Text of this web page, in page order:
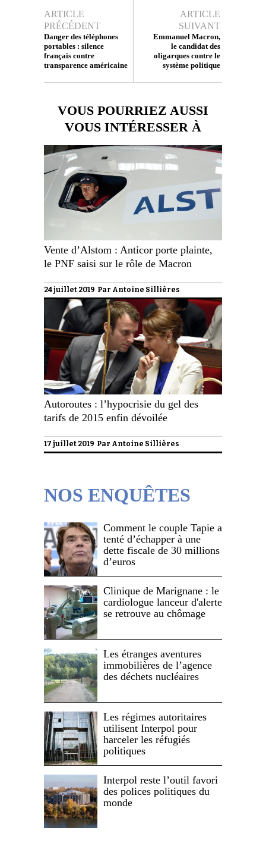
ARTICLE
PRÉCÉDENT
Danger des téléphones
portables : silence
français contre
transparence américaine
ARTICLE
SUIVANT
Emmanuel Macron,
le candidat des
oligarques contre le
système politique
VOUS POURRIEZ AUSSI
VOUS INTÉRESSER À
Vente d’Alstom : Anticor porte plainte,
le PNF saisi sur le rôle de Macron
24 juillet 2019 Par Antoine Sillières
Autoroutes : l’hypocrisie du gel des
tarifs de 2015 enfin dévoilée
17 juillet 2019 Par Antoine Sillières
NOS ENQUÊTES
Comment le couple Tapie a
tenté d’échapper à une
dette fiscale de 30 millions
d’euros
Clinique de Marignane : le
cardiologue lanceur d'alerte
se retrouve au chômage
Les étranges aventures
immobilières de l’agence
des déchets nucléaires
Les régimes autoritaires
utilisent Interpol pour
harceler les réfugiés
politiques
Interpol reste l’outil favori
des polices politiques du
monde